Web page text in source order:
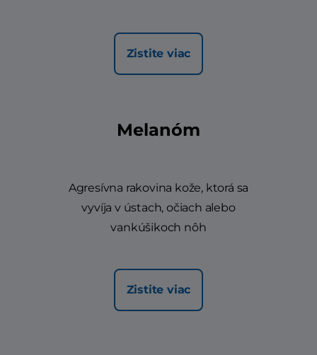
Zistite viac
Melanóm
Agresívna rakovina kože, ktorá sa
vyvíja v ústach, očiach alebo
vankúšikoch nôh
Zistite viac